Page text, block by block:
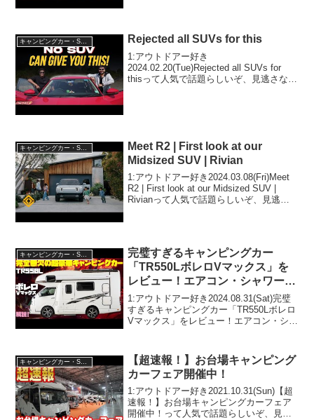
Rejected all SUVs for this
1:アウトドアー好き
2024.02.20(Tue)Rejected all SUVs for
thisって人気で話題らしいぞ、見逃さない
キャンピングカー・SUV人気車種
Meet R2 | First look at our
Midsized SUV | Rivian
1:アウトドアー好き2024.03.08(Fri)Meet
R2 | First look at our Midsized SUV |
Rivianって人気で話題らしいぞ、見逃さ
キャンピングカー・SUV人気車種
完璧すぎるキャンピングカー
「TR550LボレロVマックス」を
レビュー！エアコン・シャワー・
電子レンジ・FFヒーターを鋼製
フレームのシェルに装備！バスコ
ンバージョンやフルコンに匹敵す
1:アウトドアー好き2024.08.31(Sat)完璧
すぎるキャンピングカー「TR550Lボレロ
Vマックス」をレビュー！エアコン・シャ
ョンやフルコンに匹敵する最強車中...
【超速報！】お台場キャンピング
カーフェア開催中！
1:アウトドアー好き2021.10.31(Sun)【超
速報！】お台場キャンピングカーフェア
開催中！って人気で話題らしいぞ、見逃